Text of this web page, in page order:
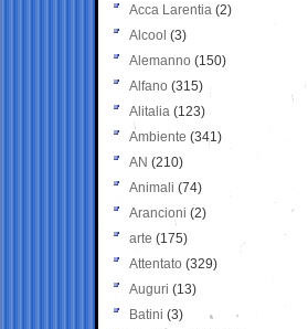
Acca Larentia (2)
Alcool (3)
Alemanno (150)
Alfano (315)
Alitalia (123)
Ambiente (341)
AN (210)
Animali (74)
Arancioni (2)
arte (175)
Attentato (329)
Auguri (13)
Batini (3)